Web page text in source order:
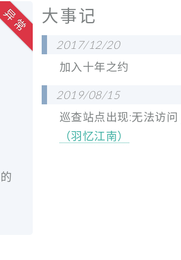
异 常 大事记
2017/12/20
加入十年之约
2019/08/15
巡查站点出现:无法访问
（羽忆江南）